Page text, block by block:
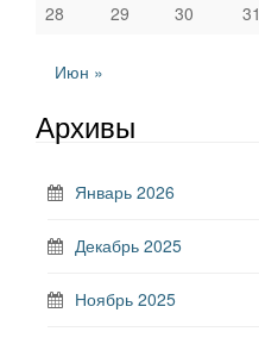
28
29 30 31
Июн »
Архивы
Январь 2026
Декабрь 2025
Ноябрь 2025